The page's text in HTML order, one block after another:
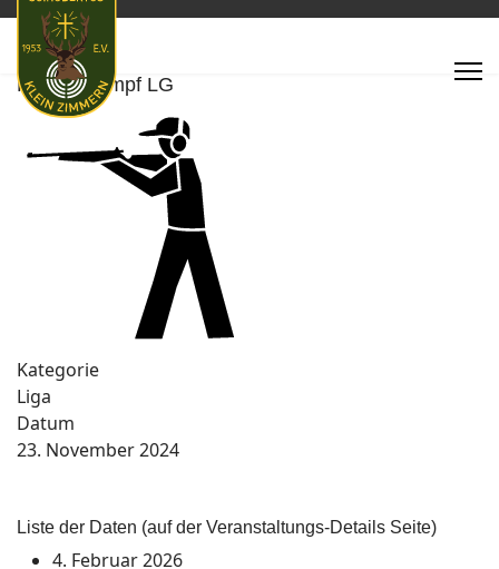
Rundenkampf LG
Kategorie
Liga
Datum
23. November 2024
Liste der Daten (auf der Veranstaltungs-Details Seite)
4. Februar 2026